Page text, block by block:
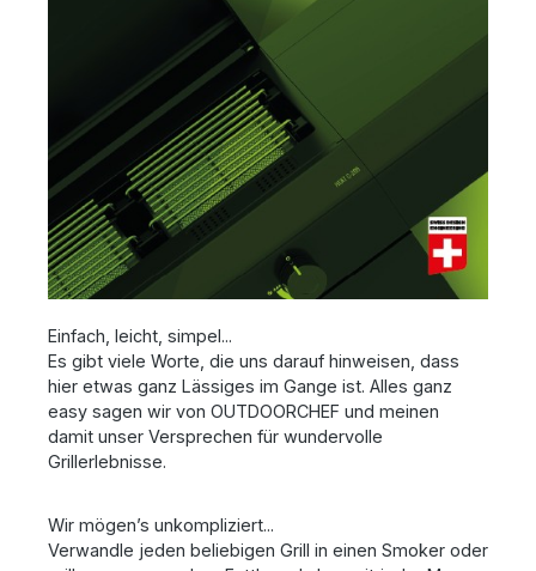
Einfach, leicht, simpel...
Es gibt viele Worte, die uns darauf hinweisen, dass
hier etwas ganz Lässiges im Gange ist. Alles ganz
easy sagen wir von OUTDOORCHEF und meinen
damit unser Versprechen für wundervolle
Grillerlebnisse.
Wir mögen’s unkompliziert...
Verwandle jeden beliebigen Grill in einen Smoker oder